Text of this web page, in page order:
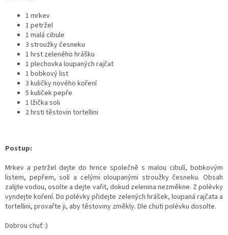
1 mrkev
1 petržel
1 malá cibule
3 stroužky česneku
1 hrst zeleného hrášku
1 plechovka loupaných rajčat
1 bobkový list
3 kuličky nového koření
5 kuliček pepře
1 lžička soli
2 hrsti těstovin tortellini
Postup:
Mrkev a petržel dejte do hrnce společně s malou cibulí, bobkovým
listem, pepřem, solí a celými oloupanými stroužky česneku. Obsah
zalijte vodou, osolte a dejte vařit, dokud zelenina nezměkne. Z polévky
vyndejte koření. Do polévky přidejte zelených hrášek, loupaná rajčata a
tortellini, provařte ji, aby těstoviny změkly. Dle chuti polévku dosolte.
Dobrou chuť :)